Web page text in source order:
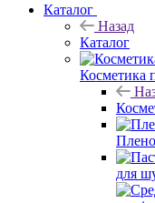
Каталог
Назад
Каталог
Косметика
для